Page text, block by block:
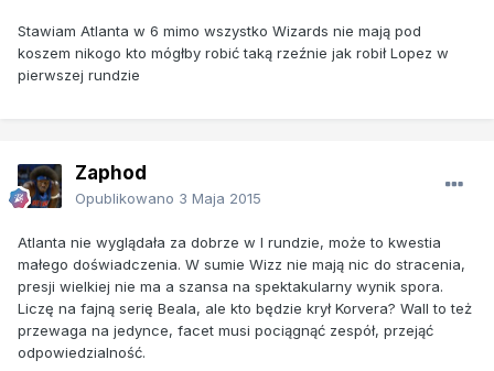
Stawiam Atlanta w 6 mimo wszystko Wizards nie mają pod
koszem nikogo kto mógłby robić taką rzeźnie jak robił Lopez w
pierwszej rundzie
Zaphod
Opublikowano 3 Maja 2015
Atlanta nie wyglądała za dobrze w I rundzie, może to kwestia
małego doświadczenia. W sumie Wizz nie mają nic do stracenia,
presji wielkiej nie ma a szansa na spektakularny wynik spora.
Liczę na fajną serię Beala, ale kto będzie krył Korvera? Wall to też
przewaga na jedynce, facet musi pociągnąć zespół, przejąć
odpowiedzialność.